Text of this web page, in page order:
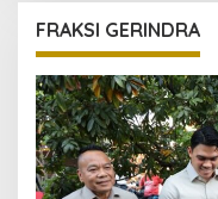
FRAKSI GERINDRA